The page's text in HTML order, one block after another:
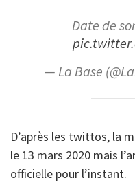
Date de
— La Base
D’après les twittos, la
le 13 mars 2020 mais
officielle pour l’instant.